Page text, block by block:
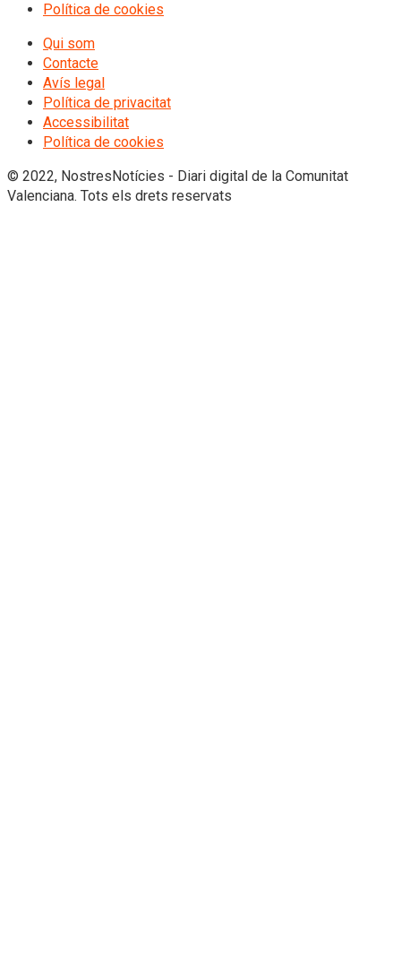
Política de cookies
Qui som
Contacte
Avís legal
Política de privacitat
Accessibilitat
Política de cookies
© 2022, NostresNotícies - Diari digital de la Comunitat
Valenciana. Tots els drets reservats